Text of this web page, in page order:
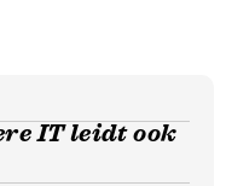
IT leidt ook